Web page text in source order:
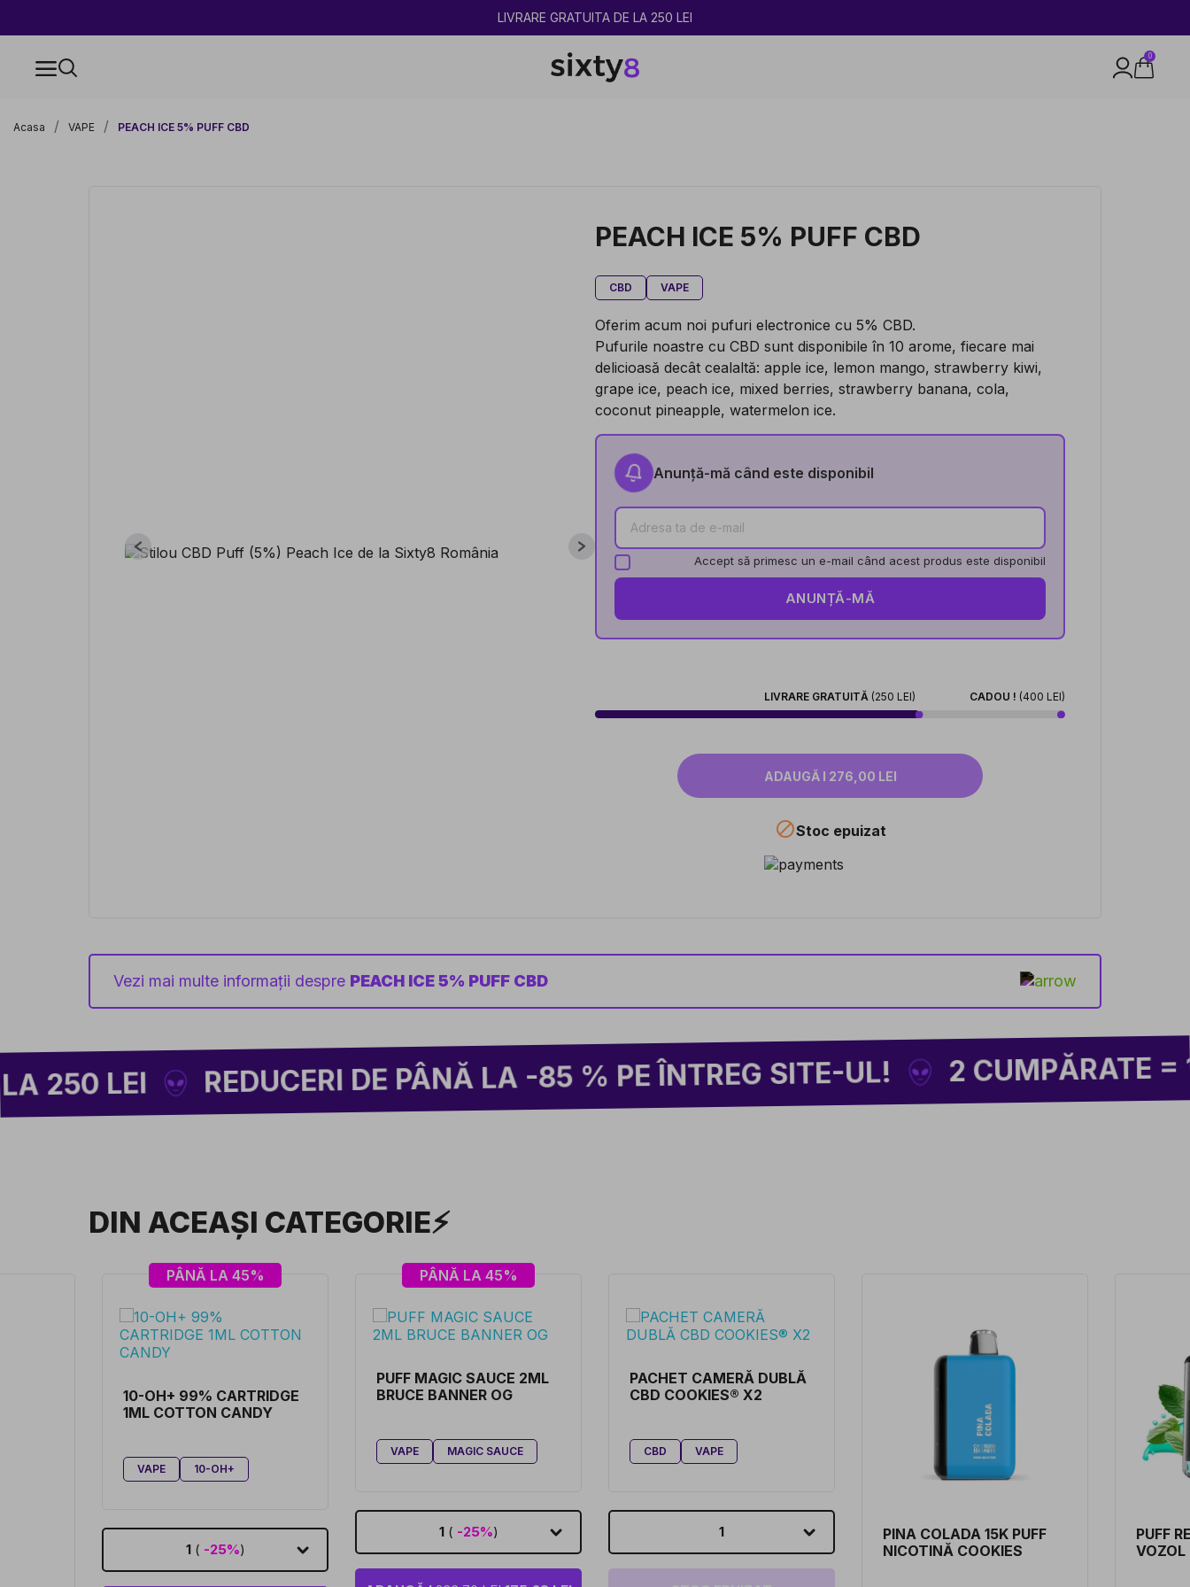
2 CUMPĂRATE = 1 CADOU
0
Acasa VAPE PEACH ICE 5% PUFF CBD
PEACH ICE 5% PUFF CBD
CBD VAPE
Oferim acum noi pufuri electronice cu 5% CBD.
Pufurile noastre cu CBD sunt disponibile în 10 arome, fiecare mai
delicioasă decât cealaltă: apple ice, lemon mango, strawberry kiwi,
grape ice, peach ice, mixed berries, strawberry banana, cola,
coconut pineapple, watermelon ice.
Anunță-mă când este disponibil
Accept să primesc un e-mail când acest produs este disponibil
ANUNȚĂ-MĂ
LIVRARE GRATUITĂ (250 LEI) CADOU ! (400 LEI)
ADAUGĂ I 276,00 LEI
Stoc epuizat
Vezi mai multe informații despre PEACH ICE 5% PUFF CBD
REDUCERI DE PÂNĂ LA -85 % PE ÎNTREG SITE-UL! 2 CUMPĂRATE = 1
DIN ACEAȘI CATEGORIE⚡
PÂNĂ LA 45%
10-OH+ 99% CARTRIDGE
1ML COTTON CANDY
VAPE 10-OH+
1 ( -25%)
PÂNĂ LA 45%
PUFF MAGIC SAUCE 2ML
BRUCE BANNER OG
VAPE MAGIC SAUCE
1 ( -25%)
PACHET CAMERĂ DUBLĂ
CBD COOKIES® X2
CBD VAPE
1
PINA COLADA 15K PUFF
NICOTINĂ COOKIES
PUFF
VOZOL